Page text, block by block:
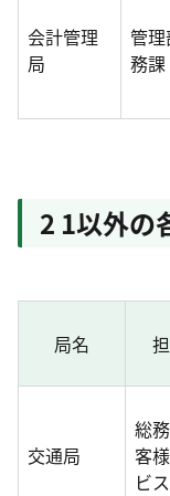
会計管理
局
管
務課
2 1以外の
局名
交通局
総
客
ビ